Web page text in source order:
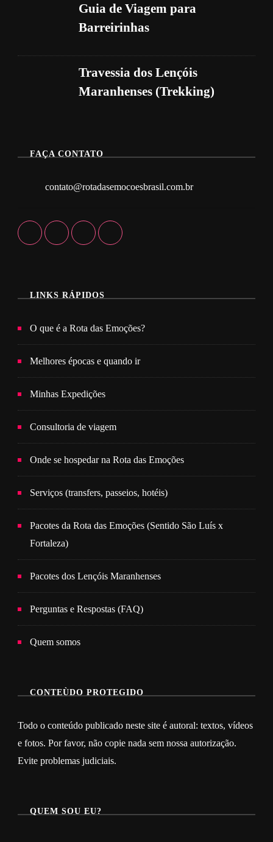
Guia de Viagem para
Barreirinhas
Travessia dos Lençóis
Maranhenses (Trekking)
FAÇA CONTATO
contato@rotadasemocoesbrasil.com.br
LINKS RÁPIDOS
O que é a Rota das Emoções?
Melhores épocas e quando ir
Minhas Expedições
Consultoria de viagem
Onde se hospedar na Rota das Emoções
Serviços (transfers, passeios, hotéis)
Pacotes da Rota das Emoções (Sentido São Luís x
Fortaleza)
Pacotes dos Lençóis Maranhenses
Perguntas e Respostas (FAQ)
Quem somos
CONTEÙDO PROTEGIDO
Todo o conteúdo publicado neste site é autoral: textos, vídeos
e fotos. Por favor, não copie nada sem nossa autorização.
Evite problemas judiciais.
QUEM SOU EU?